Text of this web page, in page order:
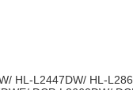
HL-L2447DW/ HL-